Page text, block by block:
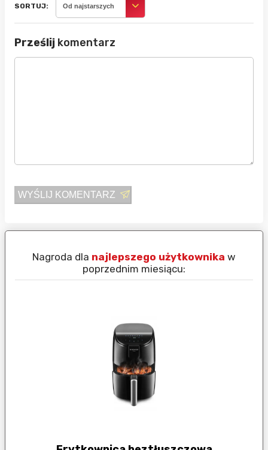
SORTUJ: Od najstarszych
Prześlij komentarz
WYŚLIJ KOMENTARZ
Nagroda dla najlepszego użytkownika w
poprzednim miesiącu: